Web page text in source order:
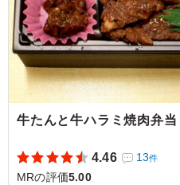
ご利用シーン：会食・接待›MR
東京都杉並区西荻南2025/09/03
牛たんと牛ハラミ焼肉弁当
4.46 13件
MRの評価5.00